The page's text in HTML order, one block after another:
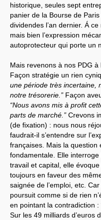
historique, seules sept
panier de la Bourse de
dividendes l’an dernier. Á
mais bien l’expression
autoprotecteur qui porte un
Mais revenons à nos PDG
Façon stratégie un rien
une période très incertaine,
notre trésorerie.” Façon
“Nous avons mis à profit
parts de marché.” Crevons
(de fixation) : nous nous
faudrait-il s’entendre sur
françaises. Mais la question
fondamentale. Elle
travail et capital, elle
toujours en faveur des
saignée de l’emploi, etc.
poursuit comme si de rien
en pointant la contradiction :
Sur les 49 milliards d’euros